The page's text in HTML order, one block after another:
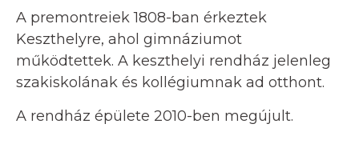
A premontreiek 1808-ban érkeztek
Keszthelyre, ahol gimnáziumot
működtettek. A keszthelyi rendház jelenleg
szakiskolának és kollégiumnak ad otthont.
A rendház épülete 2010-ben megújult.